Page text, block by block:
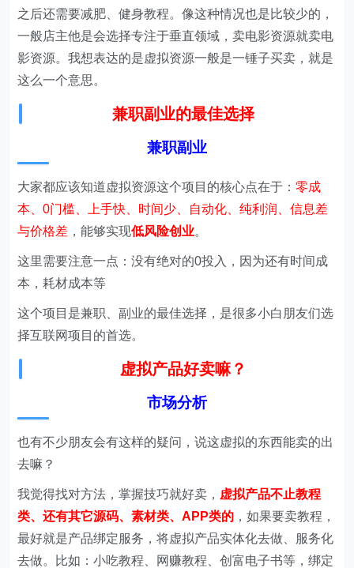
之后还需要减肥、健身教程。像这种情况也是比较少的，
一般店主他是会选择专注于垂直领域，卖电影资源就卖电
影资源。我想表达的是虚拟资源一般是一锤子买卖，就是
这么一个意思。
兼职副业的最佳选择
兼职副业
大家都应该知道虚拟资源这个项目的核心点在于：零成
本、0门槛、上手快、时间少、自动化、纯利润、信息差
与价格差 ，能够实现低风险创业。
这里需要注意一点：没有绝对的0投入，因为还有时间成
本，耗材成本等
这个项目是兼职、副业的最佳选择，是很多小白朋友们选
择互联网项目的首选。
虚拟产品好卖嘛？
市场分析
也有不少朋友会有这样的疑问，说这虚拟的东西能卖的出
去嘛？
我觉得找对方法，掌握技巧就好卖， 虚拟产品不止教程
类、还有其它源码、素材类、APP类的 ，如果要卖教程，
最好就是产品绑定服务，将虚拟产品实体化去做、服务化
去做。比如：小吃教程、网赚教程、创富电子书等，绑定